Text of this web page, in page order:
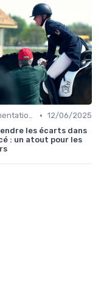
Réglementation des courses • 12/06/2025
les écarts dans
: un atout pour les